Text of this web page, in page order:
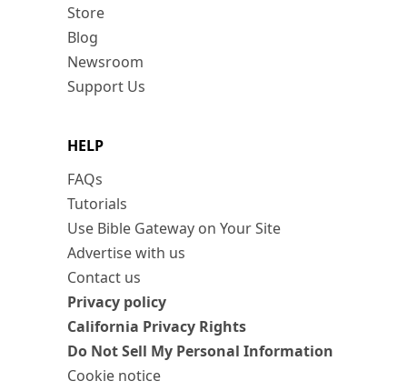
Store
Blog
Newsroom
Support Us
HELP
FAQs
Tutorials
Use Bible Gateway on Your Site
Advertise with us
Contact us
Privacy policy
California Privacy Rights
Do Not Sell My Personal Information
Cookie notice